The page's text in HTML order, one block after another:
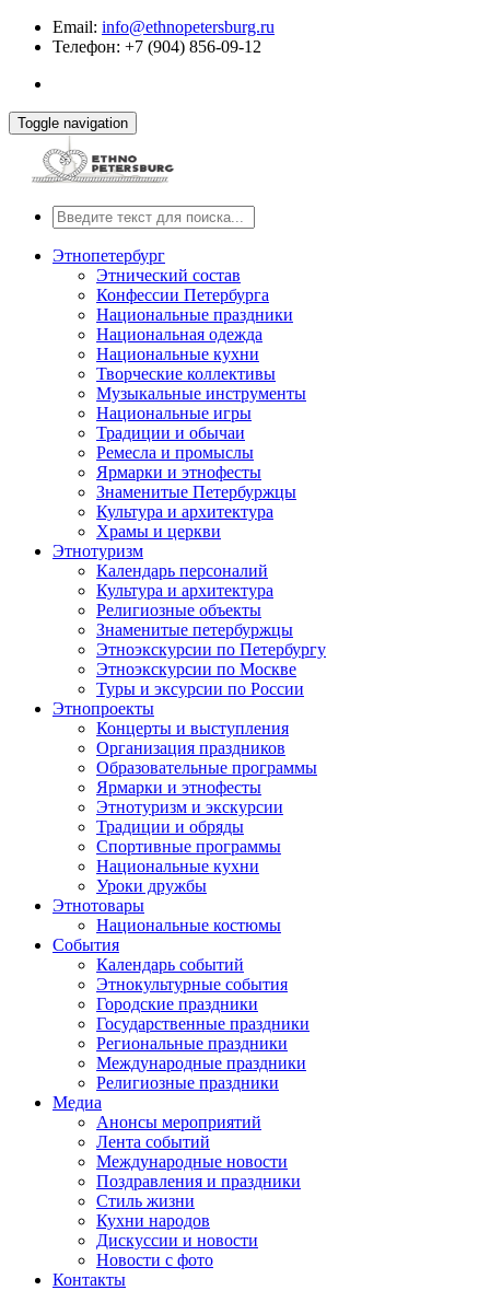
Email: info@ethnopetersburg.ru
Телефон: +7 (904) 856-09-12
Toggle navigation
Этнопетербург
Этнический состав
Конфессии Петербурга
Национальные праздники
Национальная одежда
Национальные кухни
Творческие коллективы
Музыкальные инструменты
Национальные игры
Традиции и обычаи
Ремесла и промыслы
Ярмарки и этнофесты
Знаменитые Петербуржцы
Культура и архитектура
Храмы и церкви
Этнотуризм
Календарь персоналий
Культура и архитектура
Религиозные объекты
Знаменитые петербуржцы
Этноэкскурсии по Петербургу
Этноэкскурсии по Москве
Туры и эксурсии по России
Этнопроекты
Концерты и выступления
Организация праздников
Образовательные программы
Ярмарки и этнофесты
Этнотуризм и экскурсии
Традиции и обряды
Спортивные программы
Национальные кухни
Уроки дружбы
Этнотовары
Национальные костюмы
События
Календарь событий
Этнокультурные события
Городские праздники
Государственные праздники
Региональные праздники
Международные праздники
Религиозные праздники
Медиа
Анонсы мероприятий
Лента событий
Международные новости
Поздравления и праздники
Cтиль жизни
Кухни народов
Дискуссии и новости
Новости с фото
Контакты